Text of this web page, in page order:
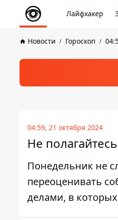
Лайфхакер
Новости Гороскоп
04:59, 21 октября 2024
Не
Понедельник не
переоценивать
делами, в